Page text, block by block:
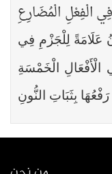
الْفِعْلِ الْمُضَارِعِ
عَلَامَةً لِلْجَزْمِ فِي
الْأَفْعَالِ الْخَمْسَةِ
رَفْعُهَا بِثَبَاتِ النُّونِ